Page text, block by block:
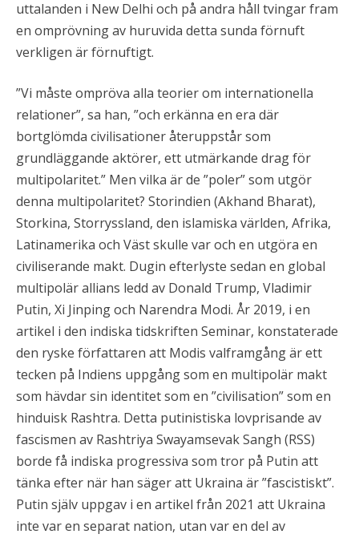
uttalanden i New Delhi och på andra håll tvingar fram
en omprövning av huruvida detta sunda förnuft
verkligen är förnuftigt.
”Vi måste ompröva alla teorier om internationella
relationer”, sa han, ”och erkänna en era där
bortglömda civilisationer återuppstår som
grundläggande aktörer, ett utmärkande drag för
multipolaritet.” Men vilka är de ”poler” som utgör
denna multipolaritet? Storindien (Akhand Bharat),
Storkina, Storryssland, den islamiska världen, Afrika,
Latinamerika och Väst skulle var och en utgöra en
civiliserande makt. Dugin efterlyste sedan en global
multipolär allians ledd av Donald Trump, Vladimir
Putin, Xi Jinping och Narendra Modi. År 2019, i en
artikel i den indiska tidskriften Seminar, konstaterade
den ryske författaren att Modis valframgång är ett
tecken på Indiens uppgång som en multipolär makt
som hävdar sin identitet som en ”civilisation” som en
hinduisk Rashtra. Detta putinistiska lovprisande av
fascismen av Rashtriya Swayamsevak Sangh (RSS)
borde få indiska progressiva som tror på Putin att
tänka efter när han säger att Ukraina är ”fascistiskt”.
Putin själv uppgav i en artikel från 2021 att Ukraina
inte var en separat nation, utan var en del av